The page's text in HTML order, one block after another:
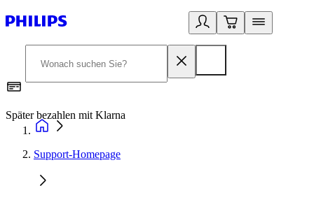
Später bezahlen mit Klarna
Support-Homepage